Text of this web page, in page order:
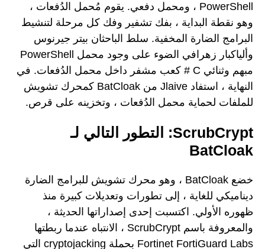
PowerShell ، ومحمل دفعي. يقوم مُحمل الدُفعات ،
وهو نقطة البداية ، بفك تشفير وفك كل مرحلة لتنشيط
البرامج الضارة المخفية. سلط الباحثان بيتر جيرنوس
وألياكبار زهرافي الضوء على وجود محمل PowerShell
مبهم وثنائي C # كعب مشفر داخل محمل الدُفعات. في
النهاية ، استفاد Jlaive من BatCloak كمحرك تشويش
للملفات لحماية محمل الدُفعات ، وتخزينه على قرص.
ScrubCrypt: التطور التالي لـ
BatCloak
خضع BatCloak ، وهو محرك تشويش للبرامج الضارة
ديناميكي للغاية ، إلى تطورات وتعديلات كبيرة منذ
ظهوره الأولي. اكتسبت إحدى إصداراتها الحديثة ،
والمعروفة باسم ScrubCrypt ، الانتباه عندما ربطتها
Fortinet FortiGuard Labs بحملة cryptojacking التي